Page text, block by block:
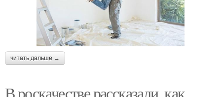
читать дальше →